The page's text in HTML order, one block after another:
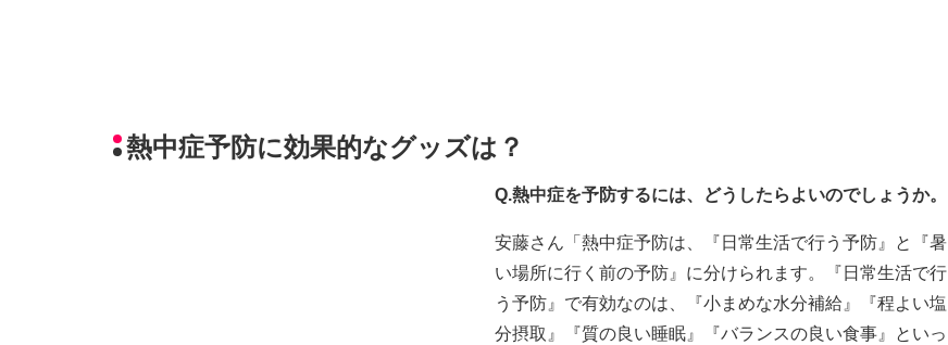
熱中症予防に効果的なグッズは？
Q.熱中症を予防するには、どうしたらよいのでしょうか。
安藤さん「熱中症予防は、『日常生活で行う予防』と『暑
い場所に行く前の予防』に分けられます。『日常生活で行
う予防』で有効なのは、『小まめな水分補給』『程よい塩
分摂取』『質の良い睡眠』『バランスの良い食事』といっ